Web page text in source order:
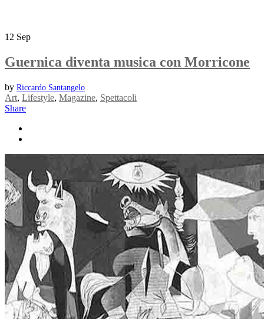
12 Sep
Guernica diventa musica con Morricone
by Riccardo Santangelo
Art, Lifestyle, Magazine, Spettacoli
Share